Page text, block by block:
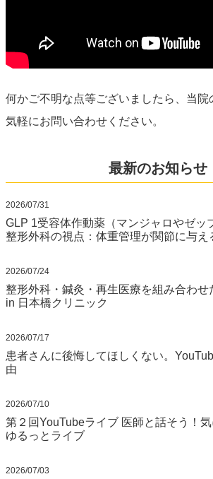
何かご不明な点等ございましたら、当院
気軽にお問い合わせください。
最新のお知らせ
2026/07/31
GLP 1受容体作動薬（マンジャロやゼッ
整形外科の視点：体重管理が関節に与え
2026/07/24
整形外科・鍼灸・再生医療を組み合わせ
in 日本橋クリニック
2026/07/17
患者さんに後悔してほしくない。
由
2026/07/10
第２回YouTubeライブ 医師と話そう！
ゆるっとライブ
2026/07/03